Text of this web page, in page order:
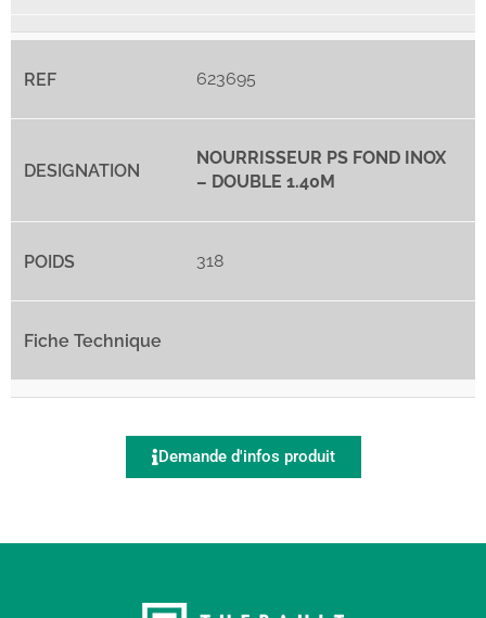
623695
NOURRISSEUR PS FOND INOX
– DOUBLE 1.40M
318
Demande d'infos produit